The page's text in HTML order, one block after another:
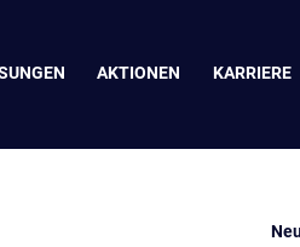
AKTIONEN KARRIERE